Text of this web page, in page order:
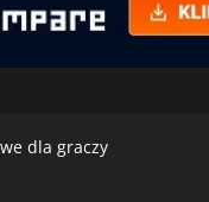
dla graczy